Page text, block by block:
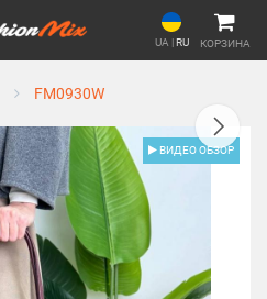
UA |RU КОРЗИНА
FM0930W
ВИДЕО ОБЗОР